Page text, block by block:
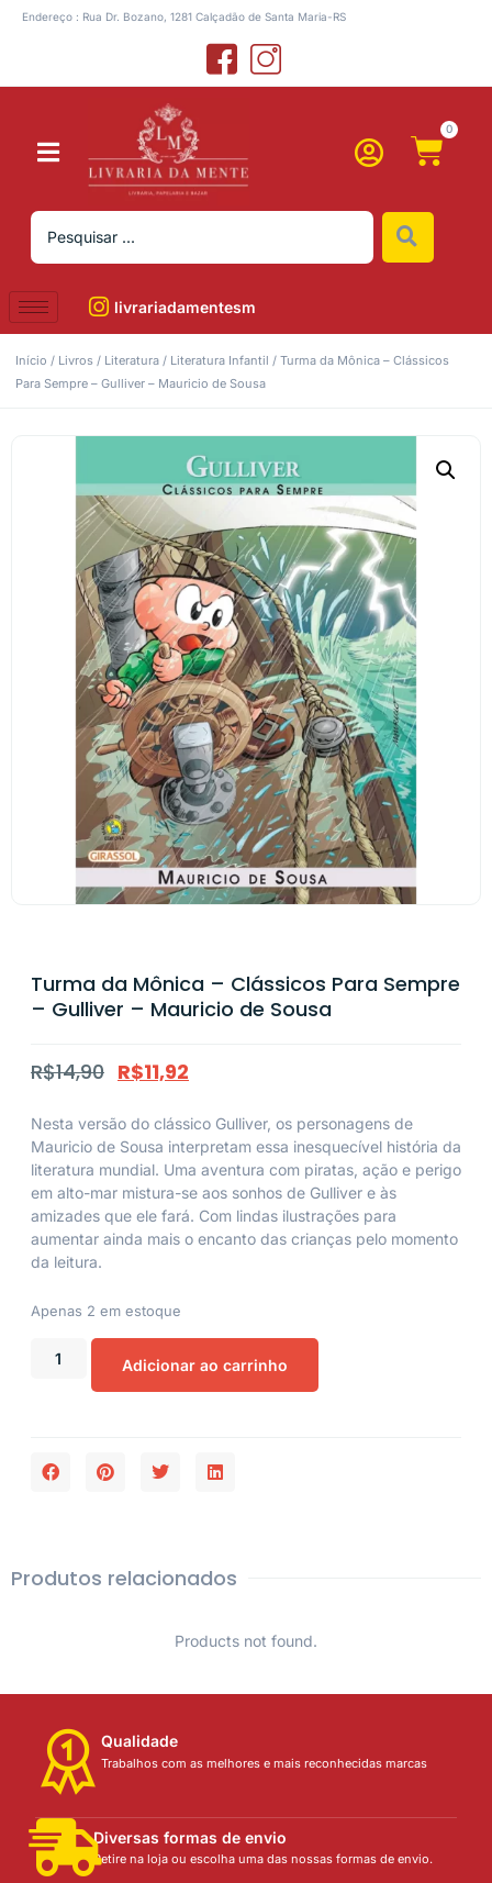
Endereço : Rua Dr. Bozano, 1281 Calçadão de Santa Maria-RS
0
livrariadamentesm
Início / Livros / Literatura / Literatura Infantil / Turma da Mônica – Clássicos
Para Sempre – Gulliver – Mauricio de Sousa
Turma da Mônica – Clássicos Para Sempre
– Gulliver – Mauricio de Sousa
R$14,90 R$11,92
Nesta versão do clássico Gulliver, os personagens de
Mauricio de Sousa interpretam essa inesquecível história da
literatura mundial. Uma aventura com piratas, ação e perigo
em alto-mar mistura-se aos sonhos de Gulliver e às
amizades que ele fará. Com lindas ilustrações para
aumentar ainda mais o encanto das crianças pelo momento
da leitura.
Apenas 2 em estoque
Adicionar ao carrinho
Produtos relacionados
Products not found.
Qualidade
Trabalhos com as melhores e mais reconhecidas marcas
Diversas formas de envio
Retire na loja ou escolha uma das nossas formas de envio.